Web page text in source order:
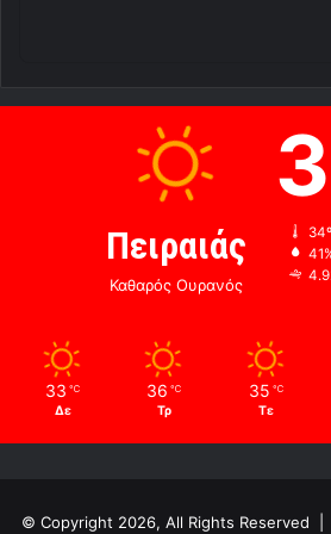
Πειραιάς
Καθαρός Ουρανός
33 ℃
Δε
36 ℃
Τρ
35 ℃
Τε
© Copyright 2026, All Rights Reserved |